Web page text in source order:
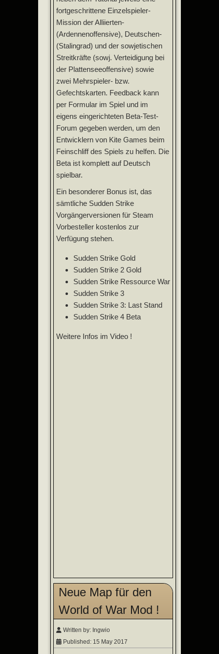
fortgeschrittene Einzelspieler-
Mission der Alliierten-
(Ardennenoffensive), Deutschen-
(Stalingrad) und der sowjetischen
Streitkräfte (sowj. Verteidigung bei
der Plattenseeoffensive) sowie
zwei Mehrspieler- bzw.
Gefechtskarten. Feedback kann
per Formular im Spiel und im
eigens eingerichteten Beta-Test-
Forum gegeben werden, um den
Entwicklern von Kite Games beim
Feinschliff des Spiels zu helfen. Die
Beta ist komplett auf Deutsch
spielbar.
Ein besonderer Bonus ist, das
sämtliche Sudden Strike
Vorgängerversionen für Steam
Vorbesteller kostenlos zur
Verfügung stehen.
Sudden Strike Gold
Sudden Strike 2 Gold
Sudden Strike Ressource War
Sudden Strike 3
Sudden Strike 3: Last Stand
Sudden Strike 4 Beta
Weitere Infos im Video !
Neue Map für den
World of War Mod !
Written by: Ingwio
Published: 15 May 2017